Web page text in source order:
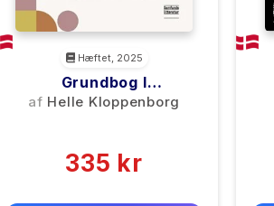
Hæftet, 2025
Grundbog I
Specialpædagogik
af Helle Kloppenborg
335 kr